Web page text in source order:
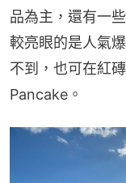
品為主，還有一
較亮眼的是人氣
不到，也可在紅
Pancake。